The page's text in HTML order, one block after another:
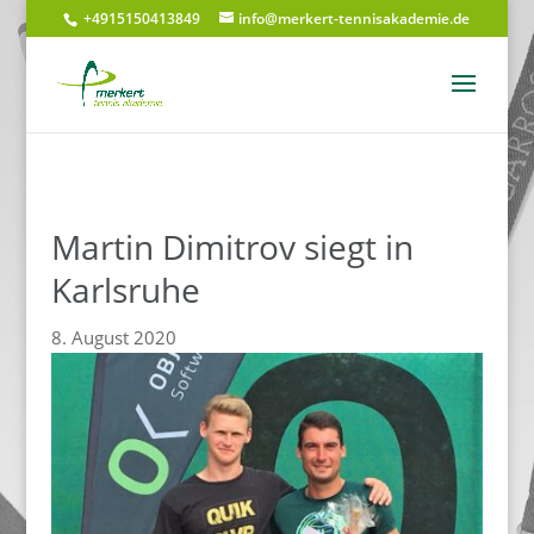
+4915150413849 info@merkert-tennisakademie.de
Martin Dimitrov siegt in
Karlsruhe
8. August 2020